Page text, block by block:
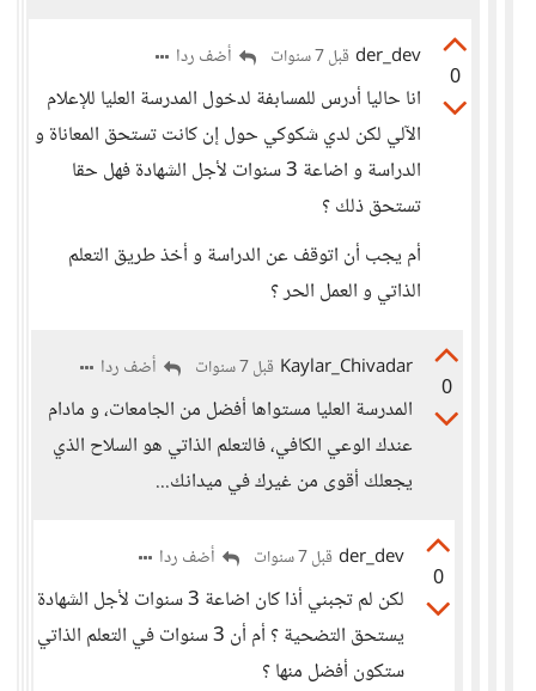
0
der_dev قبل 7 سنوات أضف ردا
انا حاليا أدرس للمسابفة لدخول المدرسة العليا للإعلام
الآلي لكن لدي شكوكي حول إن كانت تستحق المعاناة و
الدراسة و اضاعة 3 سنوات لأجل الشهادة فهل حقا
تستحق ذلك ؟
أم يجب أن اتوقف عن الدراسة و أخذ طريق التعلم
الذاتي و العمل الحر ؟
0
Kaylar_Chivadar قبل 7 سنوات أضف ردا
المدرسة العليا مستواها أفضل من الجامعات، و مادام
عندك الوعي الكافي، فالتعلم الذاتي هو السلاح الذي
يجعلك أقوى من غيرك في ميدانك...
0
der_dev قبل 7 سنوات أضف ردا
لكن لم تجبني أذا كان اضاعة 3 سنوات لأجل الشهادة
يستحق التضحية ؟ أم أن 3 سنوات في التعلم الذاتي
ستكون أفضل منها ؟